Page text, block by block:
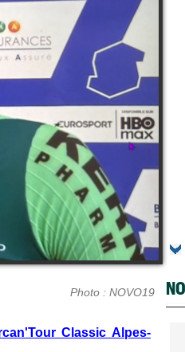
Photo : NOVO19
Classic Alpes-